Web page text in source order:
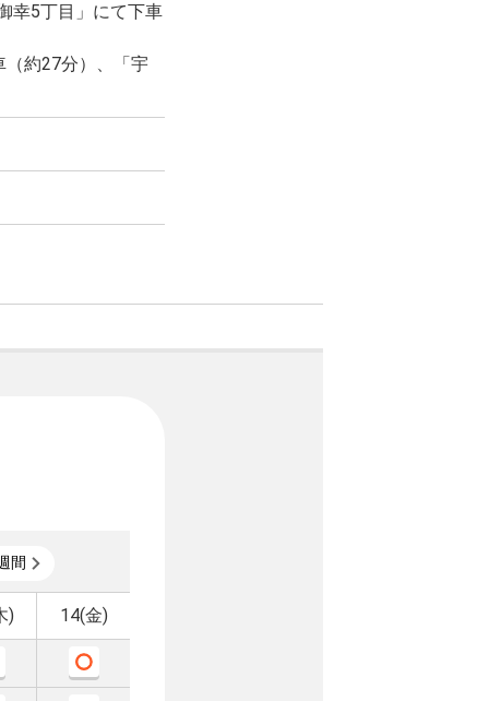
幸5丁目」にて下車
（約27分）、「宇
間
) 14(金)